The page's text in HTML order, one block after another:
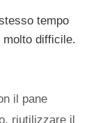
tempo
molto difficile.
il pane
, riutilizzare il